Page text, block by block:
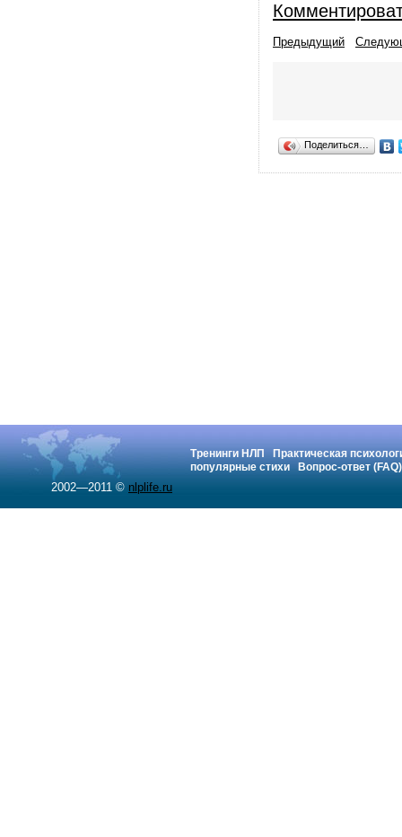
Предыдущий
Поделиться…
Тренинги НЛП
Практическая
популярные стихи
Вопрос-ответ (FAQ)
2002—2011 © nlplife.ru